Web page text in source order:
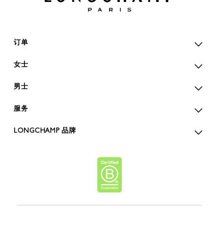
订单
女士
男士
服务
LONGCHAMP 品牌